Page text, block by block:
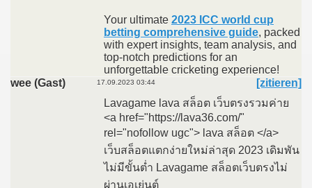
Your ultimate 2023 ICC world cup
betting comprehensive guide, packed
with expert insights, team analysis, and
top-notch predictions for an
unforgettable cricketing experience!
wee (Gast)
17.09.2023 03:44
[zitieren]
Lavagame lava สล็อต เว็บตรงรวมค่าย
<a href="https://lava36.com/"
rel="nofollow ugc"> lava สล็อต </a>
เว็บสล็อตแตกง่ายใหม่ล่าสุด 2023 เดิมพัน
ไม่มีขั้นต่ำ Lavagame สล็อตเว็บตรงไม่
ผ่านเอเย่นต์